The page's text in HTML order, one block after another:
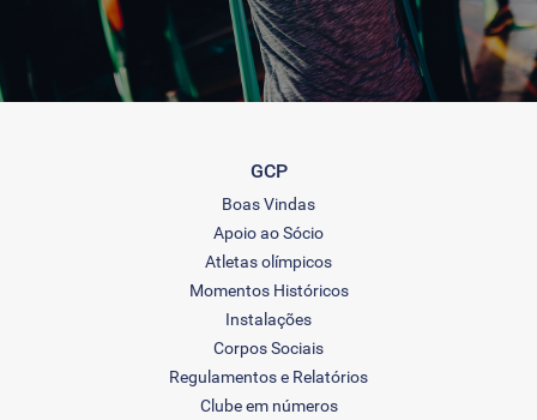
GCP
Boas Vindas
Apoio ao Sócio
Atletas olímpicos
Momentos Históricos
Instalações
Corpos Sociais
Regulamentos e Relatórios
Clube em números